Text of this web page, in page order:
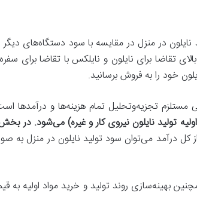
نایلون در منزل در مقایسه با سود دستگاه‌های
تقاضا برای نایلون و نایلکس با تقاضا
خود را به فروش برسانید.
مستلزم تجزیه‌وتحلیل تمام هزینه‌ها و درآمدها
اولیه تولید نایلون نیروی کار و غیره) می‌شود.
کل درآمد می‌توان سود تولید نایلون در منزل
بهینه‌سازی روند تولید و خرید مواد اولیه به